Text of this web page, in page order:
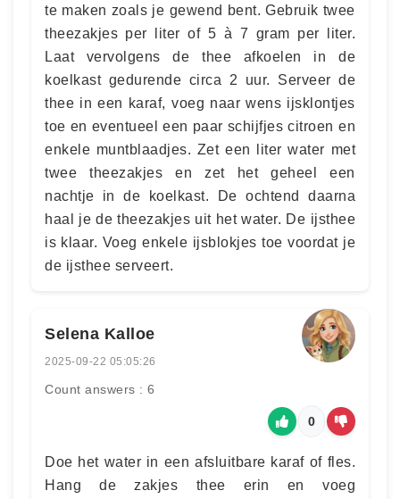
te maken zoals je gewend bent. Gebruik twee
theezakjes per liter of 5 à 7 gram per liter.
Laat vervolgens de thee afkoelen in de
koelkast gedurende circa 2 uur. Serveer de
thee in een karaf, voeg naar wens ijsklontjes
toe en eventueel een paar schijfjes citroen en
enkele muntblaadjes. Zet een liter water met
twee theezakjes en zet het geheel een
nachtje in de koelkast. De ochtend daarna
haal je de theezakjes uit het water. De ijsthee
is klaar. Voeg enkele ijsblokjes toe voordat je
de ijsthee serveert.
Selena Kalloe
2025-09-22 05:05:26
Count answers : 6
0
Doe het water in een afsluitbare karaf of fles.
Hang de zakjes thee erin en voeg